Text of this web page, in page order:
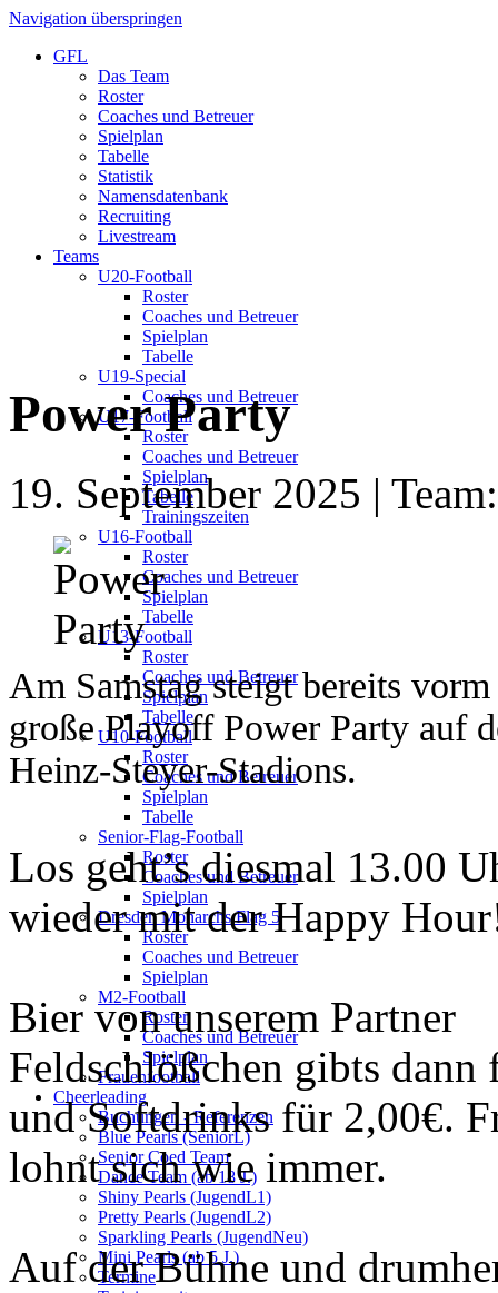
Navigation überspringen
GFL
Das Team
Roster
Coaches und Betreuer
Spielplan
Tabelle
Statistik
Namensdatenbank
Recruiting
Livestream
Teams
U20-Football
Roster
Coaches und Betreuer
Spielplan
Tabelle
U19-Special
Coaches und Betreuer
U17-Football
Roster
Coaches und Betreuer
Spielplan
Tabelle
Trainingszeiten
U16-Football
Roster
Coaches und Betreuer
Spielplan
Tabelle
U13-Football
Roster
Coaches und Betreuer
Spielplan
Tabelle
U10-Football
Roster
Coaches und Betreuer
Spielplan
Tabelle
Senior-Flag-Football
Roster
Coaches und Betreuer
Spielplan
Dresden Monarchs Flag 5
Roster
Coaches und Betreuer
Spielplan
M2-Football
Roster
Coaches und Betreuer
Spielplan
Frauenfootball
Cheerleading
Buchungen - Referenzen
Blue Pearls (SeniorL)
Senior Coed Team
Dance Team (ab 18 J.)
Shiny Pearls (JugendL1)
Pretty Pearls (JugendL2)
Sparkling Pearls (JugendNeu)
Mini Pearls (ab 5 J.)
Termine
Power Party
19. September 2025 |
Am Samstag steigt bereits
große Playoff Power Party auf
Heinz-Steyer-Stadions.
Los geht’s diesmal 13.00
wieder mit der Happy
Bier von unserem Partner
Feldschlößchen gibts dann
und Softdrinks für 2,00€.
lohnt sich wie immer.
Auf der Bühne und